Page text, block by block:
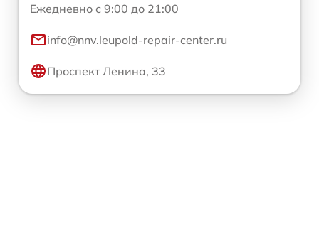
Ежедневно с 9:00 до 21:00
info@nnv.leupold-repair-center.ru
Проспект Ленина, 33